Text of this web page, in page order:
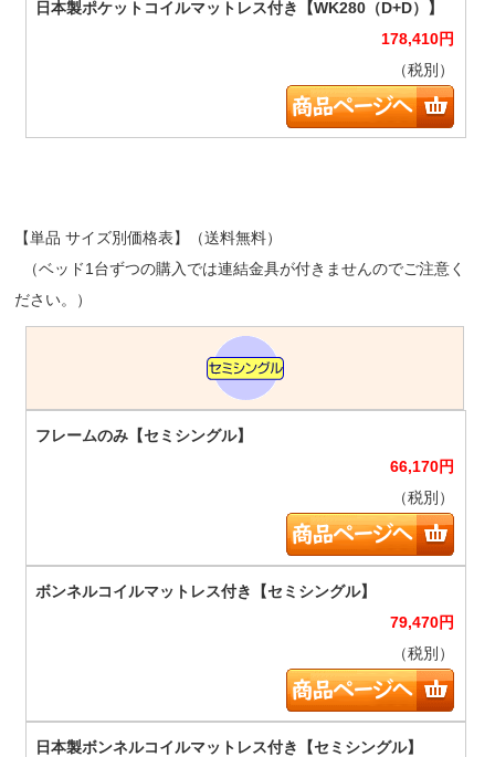
178,410円
（税別）
【単品 サイズ別価格表】（送料無料）
（ベッド1台ずつの購入では連結金具が付きませんのでご注意く
ださい。）
66,170円
（税別）
79,470円
（税別）